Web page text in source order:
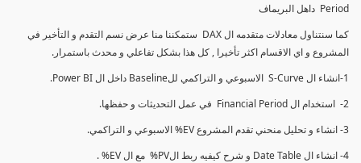
Period داهل البريماف
كما سنتناول معادلات متقدمه ال DAX ستمكننا منا عرض نسم التقدم و التأخير في
المشروع و اي الاقسام اكثر تأخيرا , كل هذا بشكل تفاعلي و محدث باستمرار.
1-انشاء ال S-Curve الاسبوعي و التراكمي للBaseline داخل ال Power BI.
2- استخدام ال Financial Period في عمل التحديثات و حفظها.
3- انشاء و تحليل منحني تقدم المشروع EV% الاسبوعي و التراكمي.
4- انشاء ال Date Table و شرح كيفيه ربط الPV% مع ال EV% .